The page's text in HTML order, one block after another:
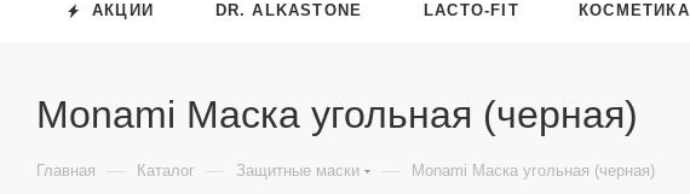
АКЦИИ DR. ALKASTONE LACTO-FIT КОСМЕТИКА
Monami Маска угольная (черная)
Главная — Каталог — Защитные маски — Monami Маска угольная (черная)